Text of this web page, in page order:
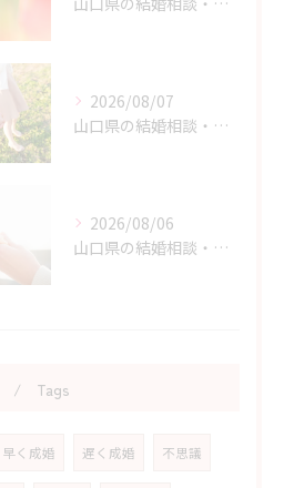
2026/08/07
山口県の結婚相談・婚活を始める勇気を持つためのヒント
2026/08/06
山口県の結婚相談・婚活の自己肯定感を高める実践アドバイス
Tags
早く成婚 遅く成婚 不思議